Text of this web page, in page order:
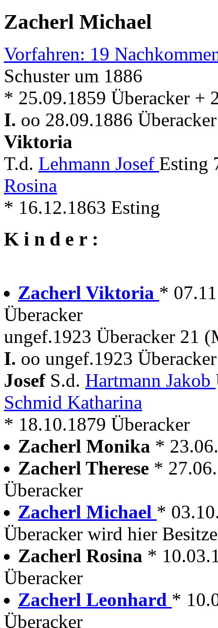
Zacherl Michael
Vorfahren: 19
Schuster um 1886
* 25.09.1859 Überacker +
I. oo 28.09.1886
Viktoria
T.d. Lehmann Josef Esting
Rosina
* 16.12.1863 Esting
K i n d e r :
Zacherl Viktoria *
Überacker
ungef.1923 Überacker 21
I. oo ungef.1923
Josef S.d. Hartmann Jakob
Schmid Katharina
* 18.10.1879 Überacker
Zacherl Monika *
Zacherl Therese *
Überacker
Zacherl Michael *
Überacker wird hier
Zacherl Rosina *
Überacker
Zacherl Leonhard *
Überacker